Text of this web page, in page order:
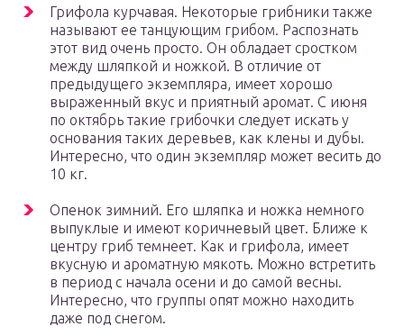
Грифола курчавая. Некоторые грибники также
называют ее танцующим грибом. Распознать
этот вид очень просто. Он обладает сростком
между шляпкой и ножкой. В отличие от
предыдущего экземпляра, имеет хорошо
выраженный вкус и приятный аромат. С июня
по октябрь такие грибочки следует искать у
основания таких деревьев, как клены и дубы.
Интересно, что один экземпляр может весить до
10 кг.
Опенок зимний. Его шляпка и ножка немного
выпуклые и имеют коричневый цвет. Ближе к
центру гриб темнеет. Как и грифола, имеет
вкусную и ароматную мякоть. Можно встретить
в период с начала осени и до самой весны.
Интересно, что группы опят можно находить
даже под снегом.